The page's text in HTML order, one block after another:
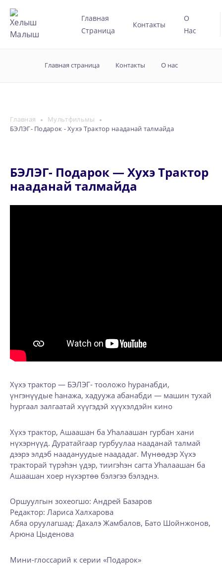
Главная
Страница
Контакты
О
Нас
Главная страница Контакты О нас
Главная
Мультфильмы
БЭЛЭГ- Подарок - Хухэ Трактор нааданай талмайда
БЭЛЭГ- Подарок — Хухэ Трактор
нааданай талмайда
Хүхэ трактор — БЭЛЭГ- тооложо hуранабди,
үнгэнүүдые hанажа, хадуужа абанабди — машин тухай
hургаал залгаатай хүүгэдэй хүүхэлдэйн кино
Хүхэ трактор, Ашаашан ба Уhалаашан гурбан хани
нүхэрнүүд. Дуратайгаар гурбуулаа нааданай талмай
дээрэ элдэб наадануудые наададаг. Мүнөөдэр Хүхэ
тракторай түрэhэн үдэр, тиигэhэн сагта Уhалаашан ба
Ашаашан хоер нүхэртөө бэлэгээ бэлэднэ.
Оршуулгын зохеогшо: Андрей Базаров
Редактор: Лариса Халхарова
Абяа оруулагшад: Дахалэ Жамбалов, Бато Шойнжонов,
Арюна Цыденова
Мини-глоссарий к серии «Подарок»